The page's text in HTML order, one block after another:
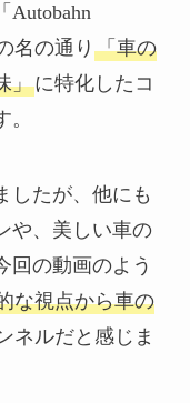
Autobahn
名の通り 「車の
」に特化したコ
したが、他にも
や、美しい車の
回の動画のよう
な視点から車の
ネルだと感じま